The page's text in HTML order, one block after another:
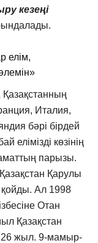
кезеңі
елім,
Италия,
бәрі бірдей
елімізді көзінің
парызы.
Қарулы
қойды. Ал 1998
Отан
Қазақстан
26 жыл. 9-мамыр-